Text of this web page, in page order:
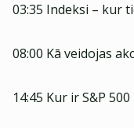
03:35 Indeksi – kur
08:00 Kā veidojas
14:45 Kur ir S&P